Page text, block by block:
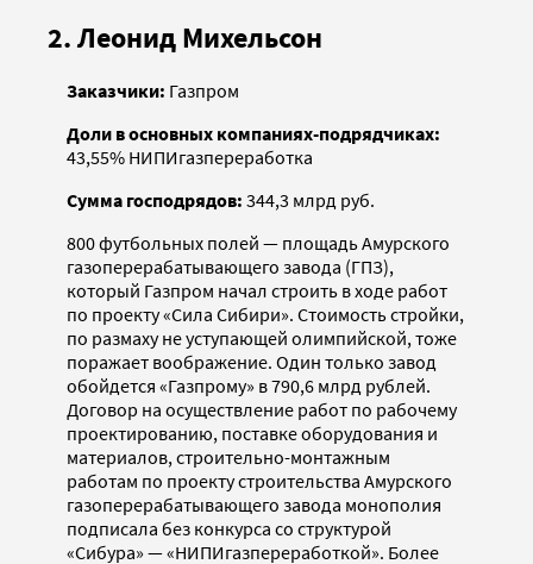
2. Леонид Михельсон
Заказчики: Газпром
Доли в основных компаниях-подрядчиках:
43,55% НИПИгазпереработка
Сумма господрядов: 344,3 млрд руб.
800 футбольных полей — площадь Амурского
газоперерабатывающего завода (ГПЗ),
который Газпром начал строить в ходе работ
по проекту «Сила Сибири». Стоимость стройки,
по размаху не уступающей олимпийской, тоже
поражает воображение. Один только завод
обойдется «Газпрому» в 790,6 млрд рублей.
Договор на осуществление работ по рабочему
проектированию, поставке оборудования и
материалов, строительно-монтажным
работам по проекту строительства Амурского
газоперерабатывающего завода монополия
подписала без конкурса со структурой
«Сибура» — «НИПИгазпереработкой». Более